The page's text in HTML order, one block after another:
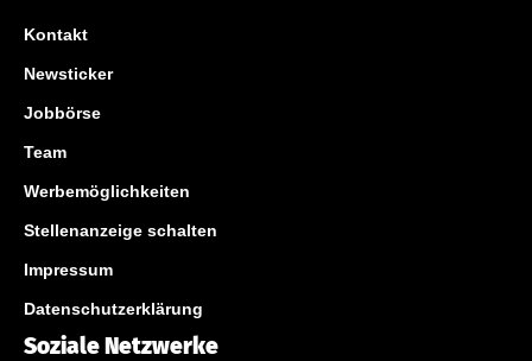
Kontakt
Newsticker
Jobbörse
Team
Werbemöglichkeiten
Stellenanzeige schalten
Impressum
Datenschutzerklärung
Soziale Netzwerke